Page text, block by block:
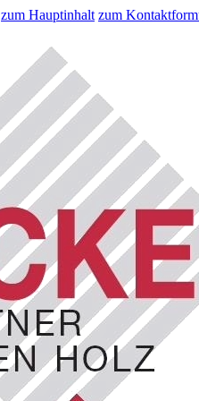
zum Hauptinhalt zum